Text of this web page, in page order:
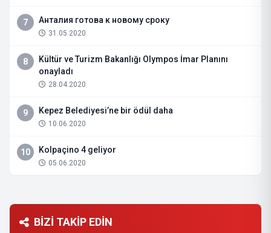
7 Анталия готова к новому сроку
31.05.2020
8
Kültür ve Turizm Bakanlığı Olympos İmar Planını
onayladı
28.04.2020
9 Kepez Belediyesi’ne bir ödül daha
10.06.2020
10 Kolpaçino 4 geliyor
05.06.2020
BİZİ TAKİP EDİN